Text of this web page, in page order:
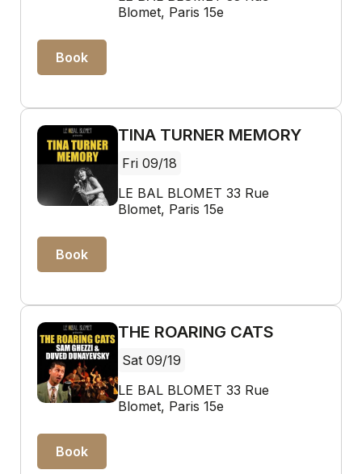
Blomet, Paris 15e
Book
TINA TURNER MEMORY
Fri 09/18
LE BAL BLOMET 33 Rue
Blomet, Paris 15e
Book
THE ROARING CATS
Sat 09/19
LE BAL BLOMET 33 Rue
Blomet, Paris 15e
Book